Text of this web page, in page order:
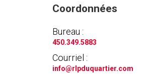
Coordonnées
Bureau :
450.349.5883
Courriel :
info@rlpduquartier.com